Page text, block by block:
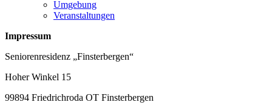
Umgebung
Veranstaltungen
Impressum
Seniorenresidenz „Finsterbergen“
Hoher Winkel 15
99894 Friedrichroda OT Finsterbergen